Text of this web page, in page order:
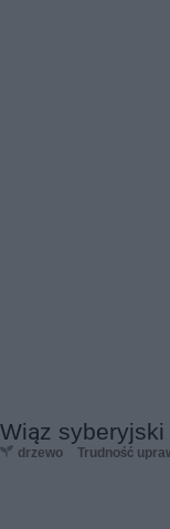
Wiąz syberyjski
drzewo Trudność